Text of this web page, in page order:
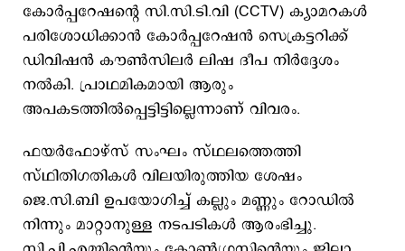
കോർപ്പറേഷന്റെ സി.സി.ടി.വി (CCTV) ക്യാമറകൾ
പരിശോധിക്കാൻ കോർപ്പറേഷൻ സെക്രട്ടറിക്ക്
ഡിവിഷൻ കൗൺസിലർ ലിഷ ദീപ നിർദ്ദേശം
നൽകി. പ്രാഥമികമായി ആരും
അപകടത്തിൽപ്പെട്ടിട്ടില്ലെന്നാണ് വിവരം.
ഫയർഫോഴ്സ് സംഘം സ്ഥലത്തെത്തി
സ്ഥിതിഗതികൾ വിലയിരുത്തിയ ശേഷം
ജെ.സി.ബി ഉപയോഗിച്ച് കല്ലും മണ്ണും റോഡിൽ
നിന്നും മാറ്റാനുള്ള നടപടികൾ ആരംഭിച്ചു.